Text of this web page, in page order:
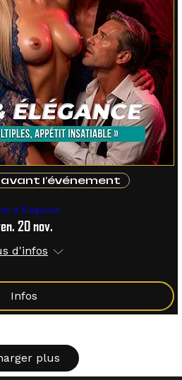
avant l'événement
& Élégance
20 nov.
d'infos
Infos
plus